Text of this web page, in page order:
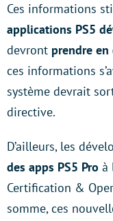
Ces informations
applications PS5
devront prendre en
ces informations
système devrait
directive.
D’ailleurs, les
des apps PS5 Pro à
Certification &
somme, ces